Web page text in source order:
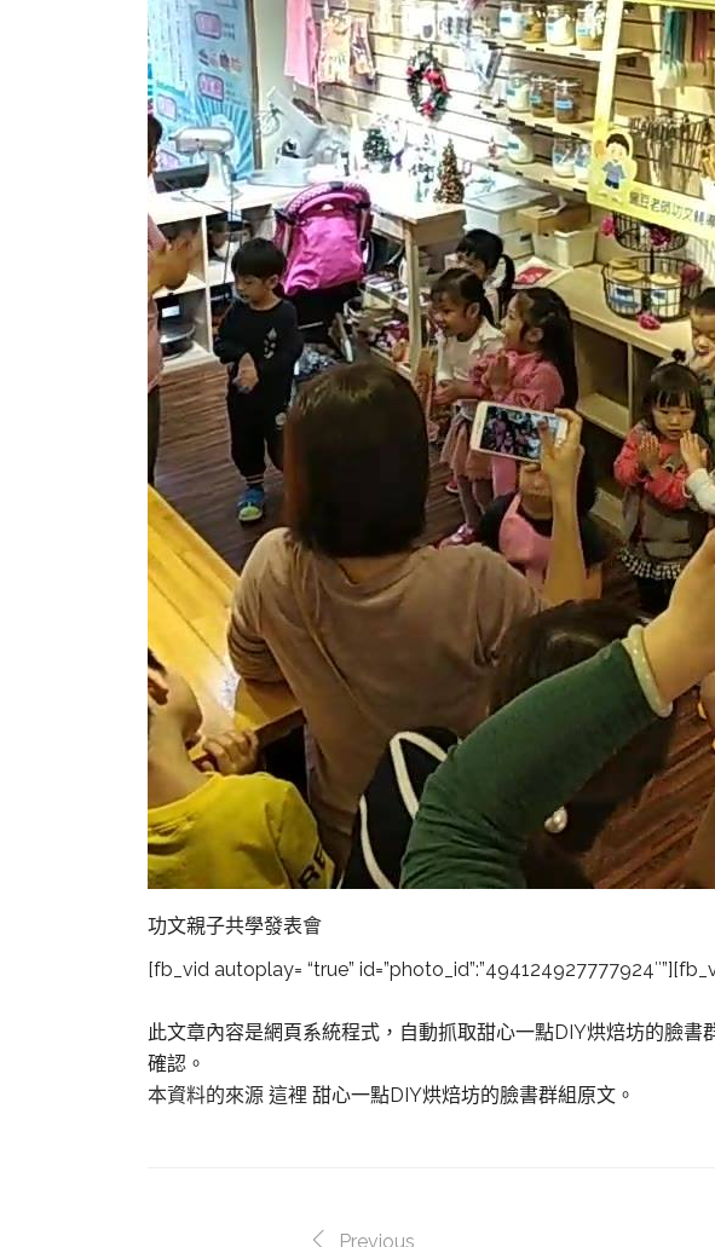
功文親子共學發表會
[fb_vid autoplay= “true”
此文章內容是網頁系統程式，自動抓取甜心一點DIY烘焙坊的臉
確認。
本資料的來源 這裡 甜心一點DIY烘焙坊的臉書群組原文。
Previous